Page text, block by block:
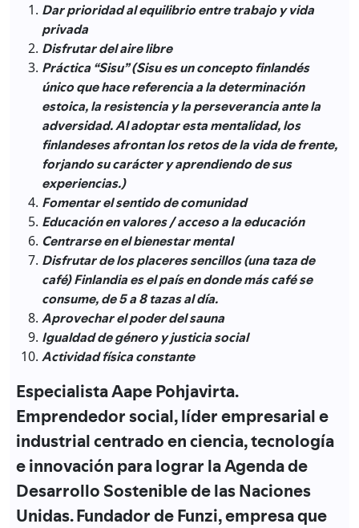
Dar prioridad al equilibrio entre trabajo y vida
privada
Disfrutar del aire libre
Práctica “Sisu” (Sisu es un concepto finlandés
único que hace referencia a la determinación
estoica, la resistencia y la perseverancia ante la
adversidad. Al adoptar esta mentalidad, los
finlandeses afrontan los retos de la vida de frente,
forjando su carácter y aprendiendo de sus
experiencias.)
Fomentar el sentido de comunidad
Educación en valores / acceso a la educación
Centrarse en el bienestar mental
Disfrutar de los placeres sencillos (una taza de
café) Finlandia es el país en donde más café se
consume, de 5 a 8 tazas al día.
Aprovechar el poder del sauna
Igualdad de género y justicia social
Actividad física constante
Especialista Aape Pohjavirta.
Emprendedor social, líder empresarial e
industrial centrado en ciencia, tecnología
e innovación para lograr la Agenda de
Desarrollo Sostenible de las Naciones
Unidas. Fundador de Funzi, empresa que